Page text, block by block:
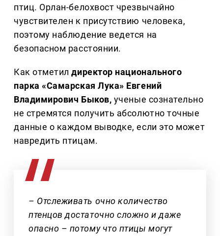
птиц. Орлан-белохвост чрезвычайно
чувствителен к присутствию человека,
поэтому наблюдение ведется на
безопасном расстоянии.
Как отметилдиректор национального
парка «Самарская Лука» Евгений
Владимирович Быков, ученые сознательно
не стремятся получить абсолютно точные
данные о каждом выводке, если это может
навредить птицам.
– Отслеживать очно количество
птенцов достаточно сложно и даже
опасно – потому что птицы могут